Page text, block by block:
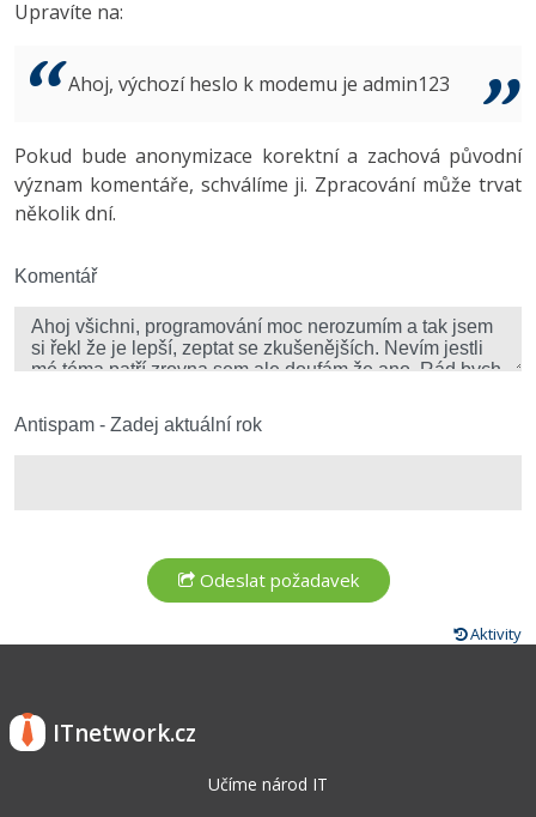
Best practices
Copywriter
WordPress specialista
Algoritmy -41%
Umělá inteligence (AI) -10%
Fórum
Windows
Kybernetická bezpečnost
Fórum
Upravíte na:
Ahoj, výchozí heslo k modemu je admin123
Pokud bude anonymizace korektní a zachová původní
význam komentáře, schválíme ji. Zpracování může trvat
několik dní.
Komentář
Antispam - Zadej aktuální rok
Aktivity
ITnetwork.cz
Učíme národ IT